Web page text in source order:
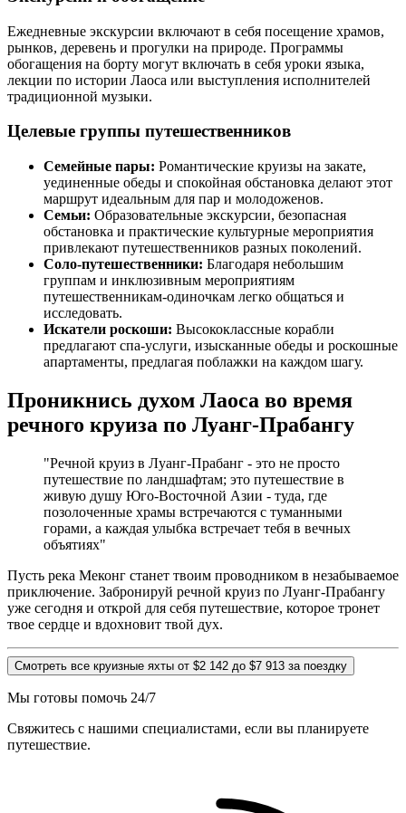
Ежедневные экскурсии включают в себя посещение храмов,
рынков, деревень и прогулки на природе. Программы
обогащения на борту могут включать в себя уроки языка,
лекции по истории Лаоса или выступления исполнителей
традиционной музыки.
Целевые группы путешественников
Семейные пары: Романтические круизы на закате,
уединенные обеды и спокойная обстановка делают этот
маршрут идеальным для пар и молодоженов.
Семьи: Образовательные экскурсии, безопасная
обстановка и практические культурные мероприятия
привлекают путешественников разных поколений.
Соло-путешественники: Благодаря небольшим
группам и инклюзивным мероприятиям
путешественникам-одиночкам легко общаться и
исследовать.
Искатели роскоши: Высококлассные корабли
предлагают спа-услуги, изысканные обеды и роскошные
апартаменты, предлагая поблажки на каждом шагу.
Проникнись духом Лаоса во время
речного круиза по Луанг-Прабангу
"Речной круиз в Луанг-Прабанг - это не просто
путешествие по ландшафтам; это путешествие в
живую душу Юго-Восточной Азии - туда, где
позолоченные храмы встречаются с туманными
горами, а каждая улыбка встречает тебя в вечных
объятиях"
Пусть река Меконг станет твоим проводником в незабываемое
приключение. Забронируй речной круиз по Луанг-Прабангу
уже сегодня и открой для себя путешествие, которое тронет
твое сердце и вдохновит твой дух.
Смотреть все круизные яхты от $2 142 до $7 913 за поездку
Мы готовы помочь 24/7
Свяжитесь с нашими специалистами, если вы планируете
путешествие.